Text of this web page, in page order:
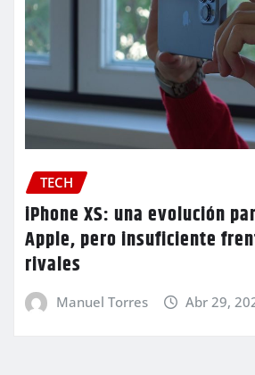
TECH
iPhone XS: una evolución
Apple, pero insuficiente
rivales
Manuel Torres Abr 29,